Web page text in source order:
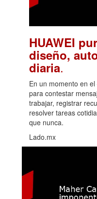
HUAWEI
diseño,
diaria.
En un momento en
para contestar
trabajar, registrar
resolver tareas
que nunca.
Lado.mx